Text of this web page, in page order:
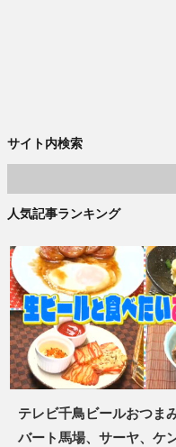
サイト内検索
人気記事ランキング
テレビ千鳥ビールおつま
バート馬場、サーヤ、ケ